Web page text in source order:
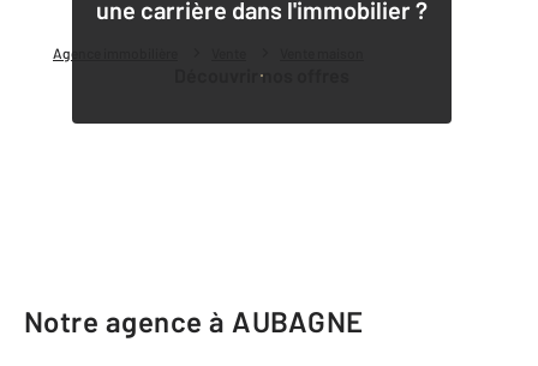
Agence immobilière
une carrière dans l'immobilier ?
Découvrir nos offres
Notre agence à AUBAGNE